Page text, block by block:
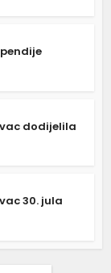
dodijelila
30. jula